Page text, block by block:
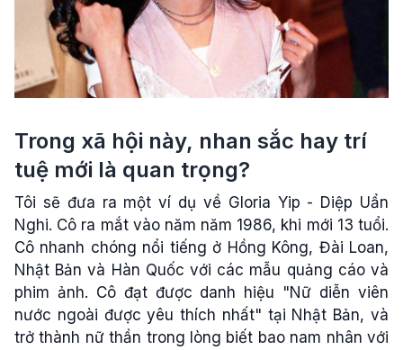
Trong xã hội này, nhan sắc hay trí
tuệ mới là quan trọng?
Tôi sẽ đưa ra một ví dụ về Gloria Yip - Diệp Uẩn
Nghi. Cô ra mắt vào năm năm 1986, khi mới 13 tuổi.
Cô nhanh chóng nổi tiếng ở Hồng Kông, Đài Loan,
Nhật Bản và Hàn Quốc với các mẫu quảng cáo và
phim ảnh. Cô đạt được danh hiệu "Nữ diễn viên
nước ngoài được yêu thích nhất" tại Nhật Bản, và
trở thành nữ thần trong lòng biết bao nam nhân với